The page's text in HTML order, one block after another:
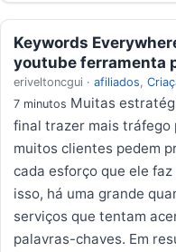
Keywords
youtube ferramenta
eriveltoncgui · afiliados,
7 minutos Muitas
final trazer mais tráfego
muitos clientes pedem
cada esforço que ele
isso, há uma grande
serviços que tentam
palavras-chaves. Em